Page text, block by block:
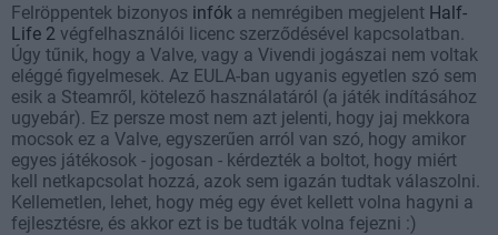
Felröppentek bizonyos infók a nemrégiben megjelent Half-
Life 2 végfelhasználói licenc szerződésével kapcsolatban.
Úgy tűnik, hogy a Valve, vagy a Vivendi jogászai nem voltak
eléggé figyelmesek. Az EULA-ban ugyanis egyetlen szó sem
esik a Steamről, kötelező használatáról (a játék indításához
ugyebár). Ez persze most nem azt jelenti, hogy jaj mekkora
mocsok ez a Valve, egyszerűen arról van szó, hogy amikor
egyes játékosok - jogosan - kérdezték a boltot, hogy miért
kell netkapcsolat hozzá, azok sem igazán tudtak válaszolni.
Kellemetlen, lehet, hogy még egy évet kellett volna hagyni a
fejlesztésre, és akkor ezt is be tudták volna fejezni :)